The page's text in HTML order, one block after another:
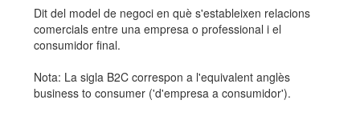
Dit del model de negoci en què s'estableixen relacions
comercials entre una empresa o professional i el
consumidor final.
Nota: La sigla B2C correspon a l'equivalent anglès
business to consumer ('d'empresa a consumidor').